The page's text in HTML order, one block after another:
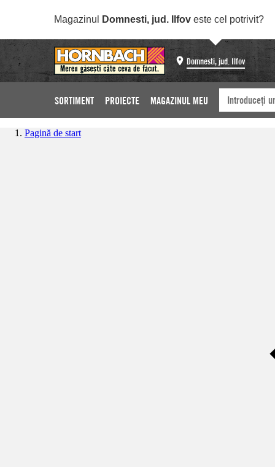
Magazinul Domnesti, jud. Ilfov este cel potrivit?
Domnesti, jud. Ilfov
SORTIMENT PROIECTE MAGAZINUL MEU
Pagină de start